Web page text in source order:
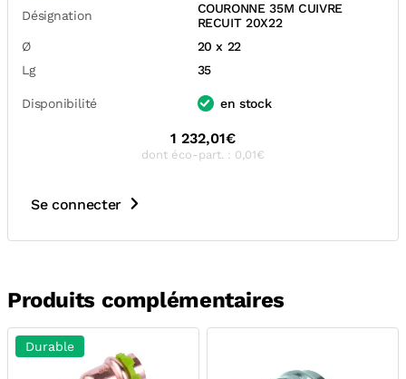
Désignation
COURONNE 35M CUIVRE
RECUIT 20X22
Ø
20 x 22
Lg
35
Disponibilité en stock
1 232,01€
dont éco-part. : 0,01€
Se connecter
Produits complémentaires
Durable